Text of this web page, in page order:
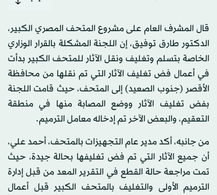
قال المشرف العام على مشروع المتحف المصري الكبير،
الدكتور طارق توفيق، إن اللجنة المشكلة بالقرار الوزاري
الخاصة بتسلم وتغليف ونقل الآثار للمتحف الكبير بدأت
في أعمال فض تغليف الآثار التي تم نقلها من محافظة
الأقصر (جنوب الصعيد) إلى المتحف، حيث قامت اللجنة
بفض تغليف الآثار ووضع المصابة منها في منطقة
التعقيم، والبعض الآخر تم إدخاله معامل الترميم.
من جانبه، أكد مدير عام التجهيزات بالمتحف، أحمد علي،
أن جميع الآثار التي تم فض تغليفها بحالة جيدة، حيث
تمت مراجعة حالة القطع في التقرير المعد من قبل إدارة
الترميم الأولى والتغليف بالمتحف الكبير قبل أعمال